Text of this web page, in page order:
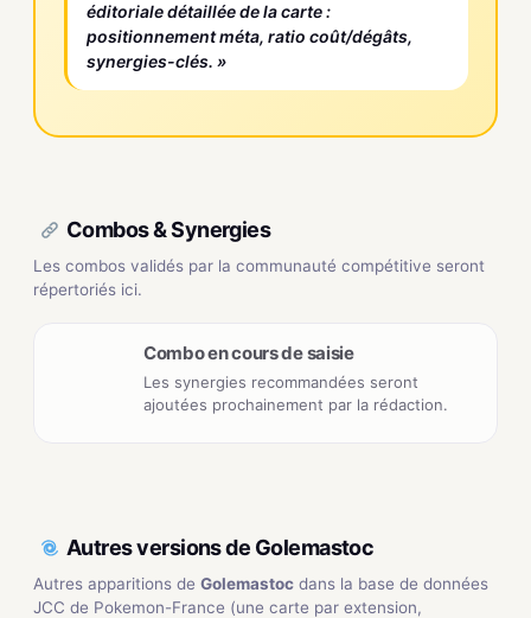
éditoriale détaillée de la carte :
positionnement méta, ratio coût/dégâts,
synergies-clés. »
Combos & Synergies
Les combos validés par la communauté compétitive seront
répertoriés ici.
Combo en cours de saisie
Les synergies recommandées seront
ajoutées prochainement par la rédaction.
Autres versions de Golemastoc
Autres apparitions de Golemastoc dans la base de données
JCC de Pokemon-France (une carte par extension,